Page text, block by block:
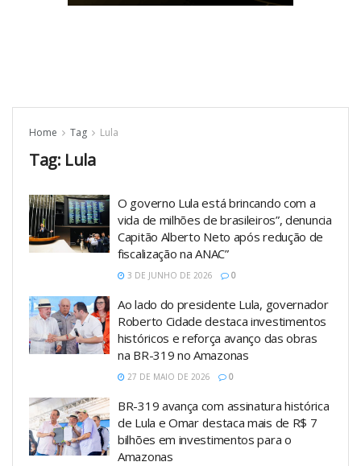
Home Tag Lula
Tag: Lula
O governo Lula está brincando com a
vida de milhões de brasileiros”, denuncia
Capitão Alberto Neto após redução de
fiscalização na ANAC”
3 DE JUNHO DE 2026 0
Ao lado do presidente Lula, governador
Roberto Cidade destaca investimentos
históricos e reforça avanço das obras
na BR-319 no Amazonas
27 DE MAIO DE 2026 0
BR-319 avança com assinatura histórica
de Lula e Omar destaca mais de R$ 7
bilhões em investimentos para o
Amazonas